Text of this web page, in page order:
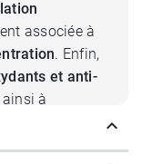
associée à
. Enfin,
et anti-
à
et la